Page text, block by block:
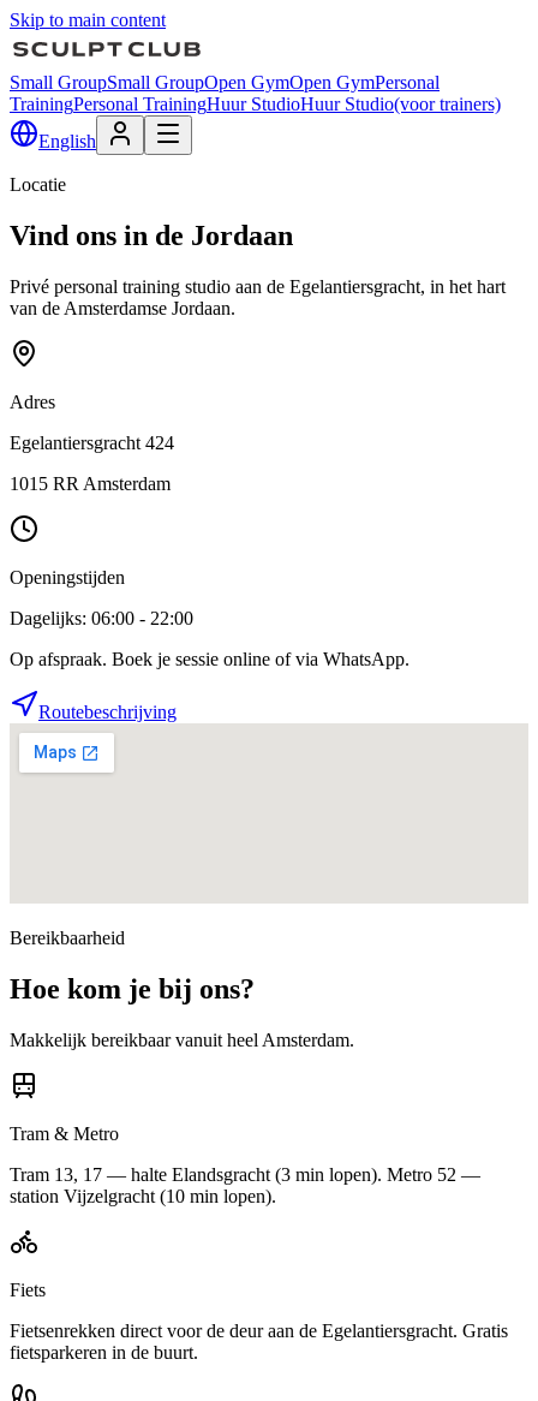
Skip to main content
Small GroupSmall GroupOpen GymOpen GymPersonal
TrainingPersonal TrainingHuur StudioHuur Studio(voor trainers)
English
Locatie
Vind ons in de Jordaan
Privé personal training studio aan de Egelantiersgracht, in het hart
van de Amsterdamse Jordaan.
Adres
Egelantiersgracht 424
1015 RR Amsterdam
Openingstijden
Dagelijks: 06:00 - 22:00
Op afspraak. Boek je sessie online of via WhatsApp.
Routebeschrijving
Bereikbaarheid
Hoe kom je bij ons?
Makkelijk bereikbaar vanuit heel Amsterdam.
Tram & Metro
Tram 13, 17 — halte Elandsgracht (3 min lopen). Metro 52 —
station Vijzelgracht (10 min lopen).
Fiets
Fietsenrekken direct voor de deur aan de Egelantiersgracht. Gratis
fietsparkeren in de buurt.